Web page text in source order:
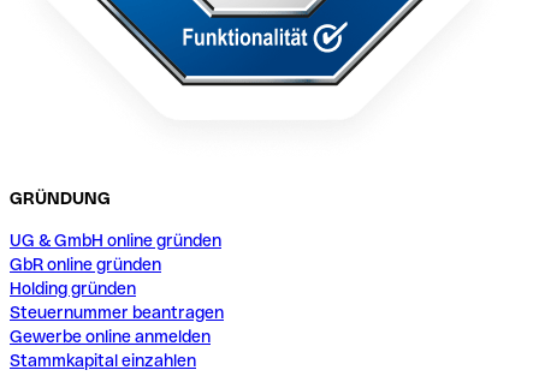
GRÜNDUNG
UG & GmbH online gründen
GbR online gründen
Holding gründen
Steuernummer beantragen
Gewerbe online anmelden
Stammkapital einzahlen